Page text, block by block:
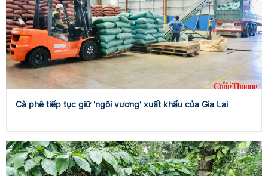
Cà phê tiếp tục giữ 'ngôi vương' xuất khẩu của Gia Lai